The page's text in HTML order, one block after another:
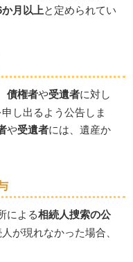
月以上と定められてい
債権者や受遺者に対し
し出るよう公告しま
や受遺者には、遺産か
による相続人捜索の公
が現れなかった場合、